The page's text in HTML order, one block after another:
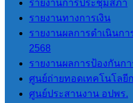
รายงานการประชุมสภา
รายงานทางการเงิน
รายงานผลการดำเนินก
2568
รายงานผลการป้องกันก
ศูนย์ถ่ายทอดเทคโนโลยี
ศูนย์ประสานงาน อปพร.
วิสัยทัศน์การพัฒนา
อำนาจหน้าที่
ติดต่อเรา
หน่วยตรวจสอบภ